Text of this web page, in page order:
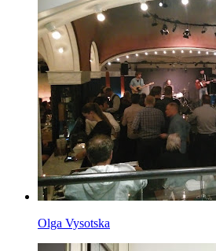
Olga Vysotska